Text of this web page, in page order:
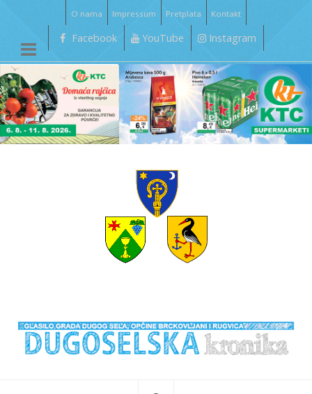
O nama Impressum Pretplata Kontakt
Facebook YouTube Instagram